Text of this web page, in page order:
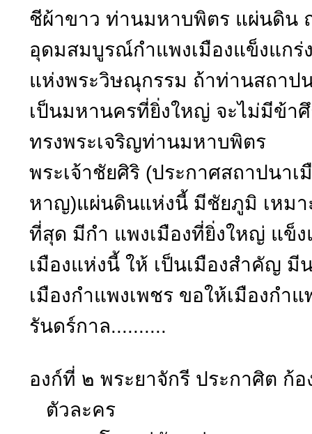
ชีผ้าขาว ท่านมหาบพิตร แผ่นดิน
อุดมสมบูรณ์กำแพงเมืองแข็งแกร่
แห่งพระวิษณุกรรม ถ้าท่านสถาป
เป็นมหานครที่ยิ่งใหญ่ จะไม่มีข้า
ทรงพระเจริญท่านมหาบพิตร
พระเจ้าชัยศิริ (ประกาศสถาปนา
หาญ)แผ่นดินแห่งนี้ มีชัยภูมิ เหม
ที่สุด มีกำ แพงเมืองที่ยิ่งใหญ่ แข็
เมืองแห่งนี้ ให้ เป็นเมืองสำคัญ มี
เมืองกำแพงเพชร ขอให้เมืองกำ
รันดร์กาล..........
องก์ที่ ๒ พระยาจักรี ประกาศิต ก้
ตัวละคร